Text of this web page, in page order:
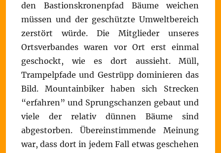
den Bastionskronenpfad Bäume weichen
müssen und der geschützte Umweltbereich
zerstört würde. Die Mitglieder unseres
Ortsverbandes waren vor Ort erst einmal
geschockt, wie es dort aussieht. Müll,
Trampelpfade und Gestrüpp dominieren das
Bild. Mountainbiker haben sich Strecken
“erfahren” und Sprungschanzen gebaut und
viele der relativ dünnen Bäume sind
abgestorben. Übereinstimmende Meinung
war, dass dort in jedem Fall etwas geschehen